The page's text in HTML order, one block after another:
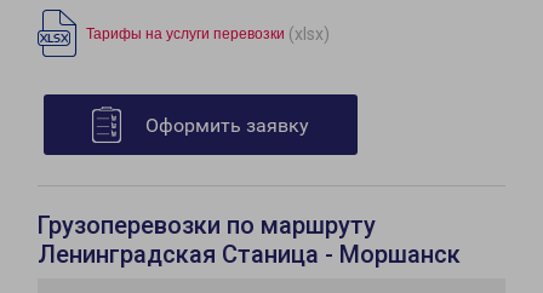
Тарифы на услуги перевозки (xlsx)
Оформить заявку
Грузоперевозки по маршруту
Ленинградская Станица - Моршанск